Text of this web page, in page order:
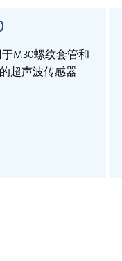
M30螺纹套管和
超声波传感器